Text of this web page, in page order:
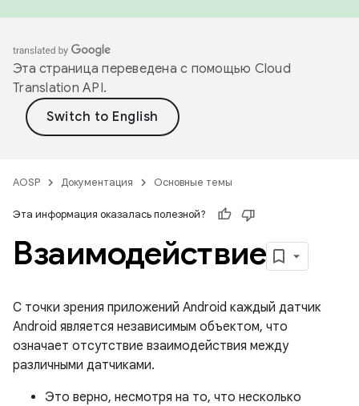
Эта страница переведена с помощью Cloud
Translation API.
AOSP Документация Основные темы
Эта информация оказалась полезной?
Взаимодействие
С точки зрения приложений Android каждый датчик
Android является независимым объектом, что
означает отсутствие взаимодействия между
различными датчиками.
Это верно, несмотря на то, что несколько